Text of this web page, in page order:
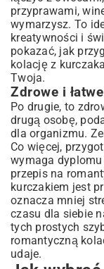
przyprawami,
wymarzysz. To
kreatywności i
pokazać, jak
kolację z
Twoja.
Zdrowe i
Po drugie, to
drugą osobę,
dla organizmu.
Co więcej,
wymaga dyplomu
przepis na
kurczakiem jest
oznacza mniej
czasu dla siebie
tych prostych
romantyczną
udaje.